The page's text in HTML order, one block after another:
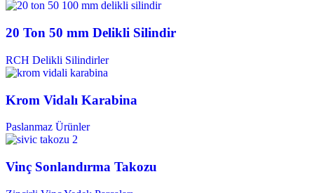
20 Ton 50 mm Delikli Silindir
RCH Delikli Silindirler
Krom Vidalı Karabina
Paslanmaz Ürünler
Vinç Sonlandırma Takozu